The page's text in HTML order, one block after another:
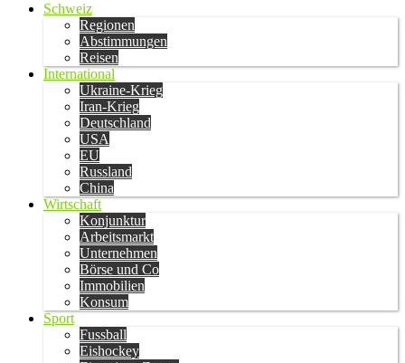
Schweiz
Regionen
Abstimmungen
Reisen
International
Ukraine-Krieg
Iran-Krieg
Deutschland
USA
EU
Russland
China
Wirtschaft
Konjunktur
Arbeitsmarkt
Unternehmen
Börse und Co
Immobilien
Konsum
Sport
Fussball
Eishockey